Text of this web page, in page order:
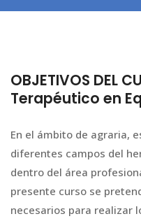
OBJETIVOS DEL
Terapéutico en
En el ámbito de agraria,
diferentes campos del
dentro del área
presente curso se
necesarios para realizar